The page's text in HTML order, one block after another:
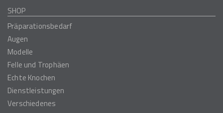
SHOP
Präparationsbedarf
Augen
Modelle
Felle und Trophäen
Echte Knochen
Dienstleistungen
Verschiedenes